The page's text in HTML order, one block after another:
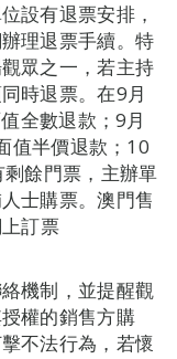
設有退票安排，
理退票手續。特
眾之一，若主持
時退票。在9月
全數退款；9月
值半價退款；10
餘門票，主辦單
士購票。澳門售
訂票
機制，並提醒觀
權的銷售方購
不法行為，若懷